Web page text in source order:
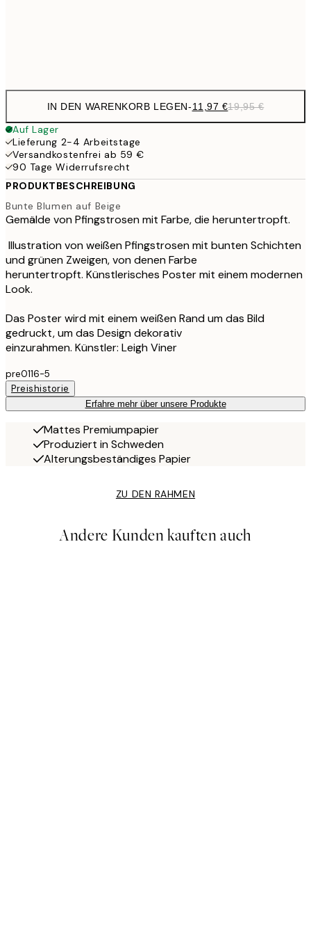
IN DEN WARENKORB LEGEN-11,97 €19,95 €
Auf Lager
Lieferung 2-4 Arbeitstage
Versandkostenfrei ab 59 €
90 Tage Widerrufsrecht
PRODUKTBESCHREIBUNG
Bunte Blumen auf Beige
Gemälde von Pfingstrosen mit Farbe, die heruntertropft.
Illustration von weißen Pfingstrosen mit bunten Schichten
und grünen Zweigen, von denen Farbe
heruntertropft. Künstlerisches Poster mit einem modernen
Look.
Das Poster wird mit einem weißen Rand um das Bild
gedruckt, um das Design dekorativ
einzurahmen. Künstler: Leigh Viner
pre0116-5
Preishistorie
Erfahre mehr über unsere Produkte
Mattes Premiumpapier
Produziert in Schweden
Alterungsbeständiges Papier
ZU DEN RAHMEN
Andere Kunden kauften auch